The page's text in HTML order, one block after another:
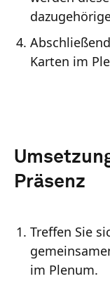
Karten im
Präsenz
Treffen Sie
im Plenum.